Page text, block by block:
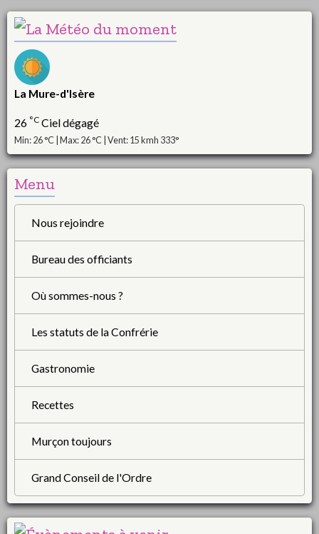
La Mure-d'Isère
26 °C Ciel dégagé
Min: 26 °C | Max: 26 °C | Vent: 15 kmh 333°
Menu
Nous rejoindre
Bureau des officiants
Où sommes-nous ?
Les statuts de la Confrérie
Gastronomie
Recettes
Murçon toujours
Grand Conseil de l'Ordre